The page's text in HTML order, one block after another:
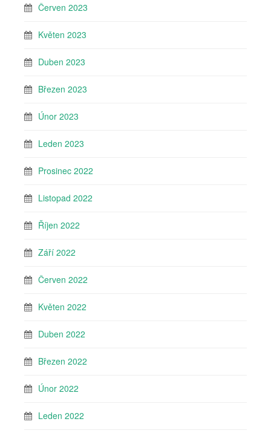
Červen 2023
Květen 2023
Duben 2023
Březen 2023
Únor 2023
Leden 2023
Prosinec 2022
Listopad 2022
Říjen 2022
Září 2022
Červen 2022
Květen 2022
Duben 2022
Březen 2022
Únor 2022
Leden 2022